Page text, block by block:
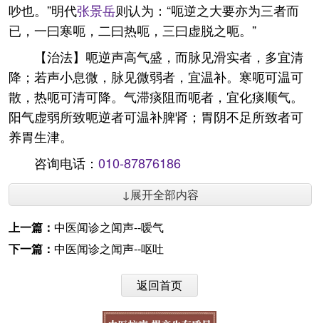
吵也。”明代张景岳则认为：“呃逆之大要亦为三者而
已，一曰寒呃，二曰热呃，三曰虚脱之呃。”
【治法】呃逆声高气盛，而脉见滑实者，多宜清
降；若声小息微，脉见微弱者，宜温补。寒呃可温可
散，热呃可清可降。气滞痰阻而呃者，宜化痰顺气。
阳气虚弱所致呃逆者可温补脾肾；胃阴不足所致者可
养胃生津。
咨询电话： 010-87876186
↓展开全部内容
上一篇： 中医闻诊之闻声--嗳气
下一篇： 中医闻诊之闻声--呕吐
返回首页